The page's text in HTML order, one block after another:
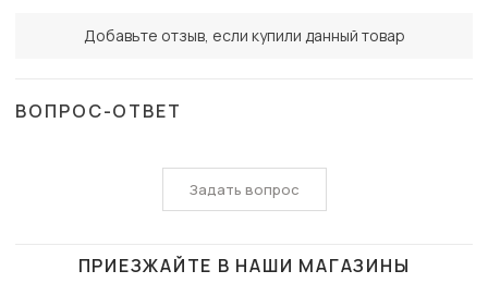
Добавьте отзыв, если купили данный товар
ВОПРОС-ОТВЕТ
Задать вопрос
ПРИЕЗЖАЙТЕ В НАШИ МАГАЗИНЫ